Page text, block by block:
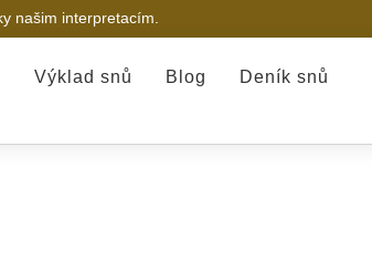
našim interpretacím.
Výklad snů Blog Deník snů